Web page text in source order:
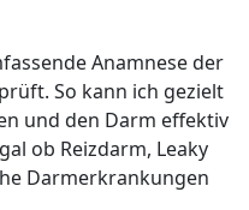
Anamnese der
So kann ich gezielt
und den Darm effektiv
ob Reizdarm, Leaky
Darmerkrankungen